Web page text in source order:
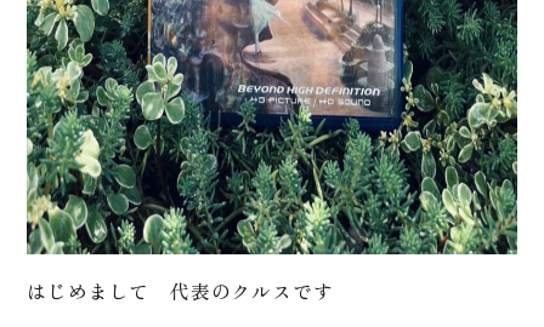
はじめまして 代表のクルスです